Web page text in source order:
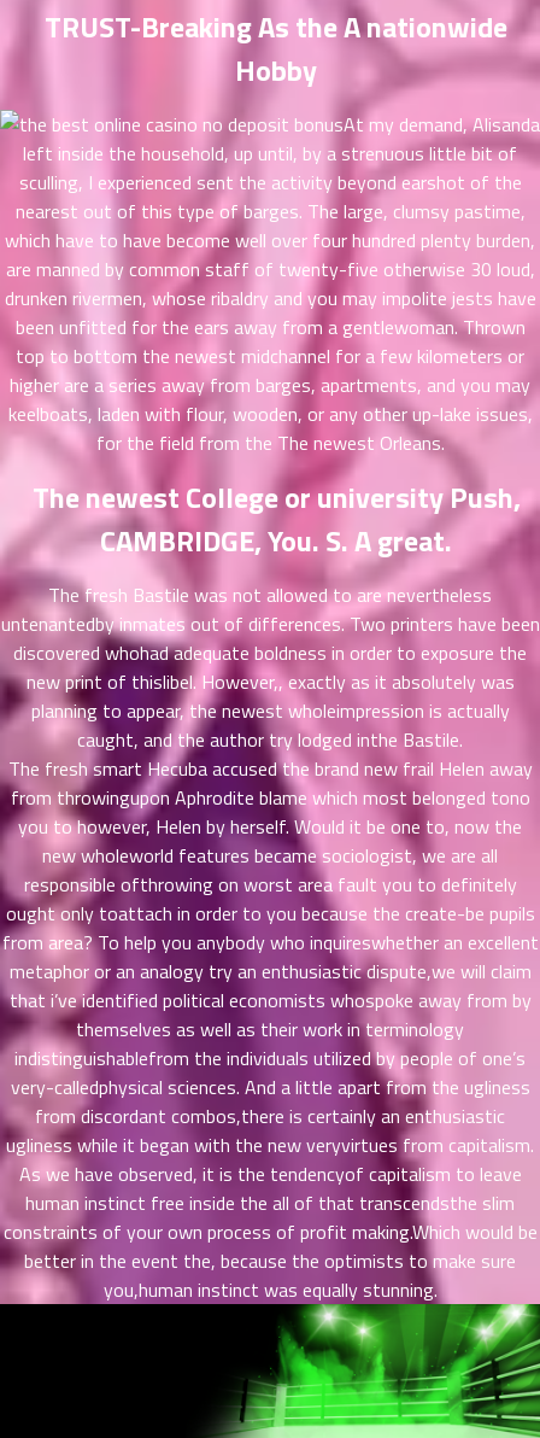
TRUST-Breaking As the A nationwide
Hobby
At my demand, Alisanda
left inside the household, up until, by a strenuous little bit of
sculling, I experienced sent the activity beyond earshot of the
nearest out of this type of barges. The large, clumsy pastime,
which have to have become well over four hundred plenty burden,
are manned by common staff of twenty-five otherwise 30 loud,
drunken rivermen, whose ribaldry and you may impolite jests have
been unfitted for the ears away from a gentlewoman. Thrown
top to bottom the newest midchannel for a few kilometers or
higher are a series away from barges, apartments, and you may
keelboats, laden with flour, wooden, or any other up-lake issues,
for the field from the The newest Orleans.
The newest College or university Push,
CAMBRIDGE, You. S. A great.
The fresh Bastile was not allowed to are nevertheless
untenantedby inmates out of differences. Two printers have been
discovered whohad adequate boldness in order to exposure the
new print of thislibel. However,, exactly as it absolutely was
planning to appear, the newest wholeimpression is actually
caught, and the author try lodged inthe Bastile.
The fresh smart Hecuba accused the brand new frail Helen away
from throwingupon Aphrodite blame which most belonged tono
you to however, Helen by herself. Would it be one to, now the
new wholeworld features became sociologist, we are all
responsible ofthrowing on worst area fault you to definitely
ought only toattach in order to you because the create-be pupils
from area? To help you anybody who inquireswhether an excellent
metaphor or an analogy try an enthusiastic dispute,we will claim
that i’ve identified political economists whospoke away from by
themselves as well as their work in terminology
indistinguishablefrom the individuals utilized by people of one’s
very-calledphysical sciences. And a little apart from the ugliness
from discordant combos,there is certainly an enthusiastic
ugliness while it began with the new veryvirtues from capitalism.
As we have observed, it is the tendencyof capitalism to leave
human instinct free inside the all of that transcendsthe slim
constraints of your own process of profit making.Which would be
better in the event the, because the optimists to make sure
you,human instinct was equally stunning.
ตอน
ตอน
ที่
46
ตอน
ที่
ธ์
47
ตอน
ที่
ธ์
48
ตอน
49
ตอน
ที่
ธ์
50
ตอน
ที่
ม
ตอน
ที่
น
52
ตอน
ที่
น
53
ตอน
ที่
น
54
ตอน
น
55
ตอน
ที่
น
56
ตอน